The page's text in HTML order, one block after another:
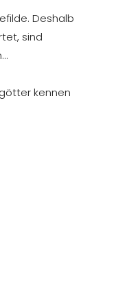
Deshalb
sind
kennen